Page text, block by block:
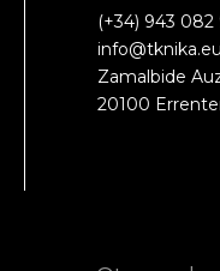
(+34) 943
Zamalbide
20100